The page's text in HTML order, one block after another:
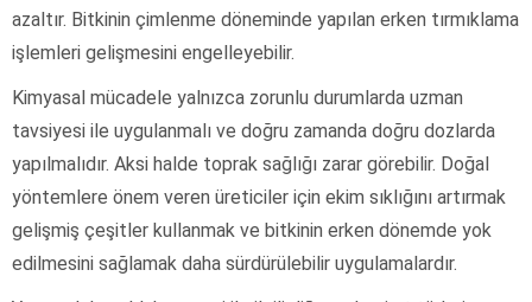
azaltır. Bitkinin çimlenme döneminde yapılan erken tırmıklama
işlemleri gelişmesini engelleyebilir.
Kimyasal mücadele yalnızca zorunlu durumlarda uzman
tavsiyesi ile uygulanmalı ve doğru zamanda doğru dozlarda
yapılmalıdır. Aksi halde toprak sağlığı zarar görebilir. Doğal
yöntemlere önem veren üreticiler için ekim sıklığını artırmak
gelişmiş çeşitler kullanmak ve bitkinin erken dönemde yok
edilmesini sağlamak daha sürdürülebilir uygulamalardır.